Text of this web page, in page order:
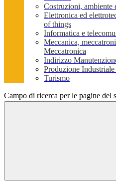
Costruzioni, ambiente
Elettronica ed
of things
Informatica e
Meccanica,
Meccatronica
Indirizzo
Produzione
Turismo
Campo di ricerca per le pagine del